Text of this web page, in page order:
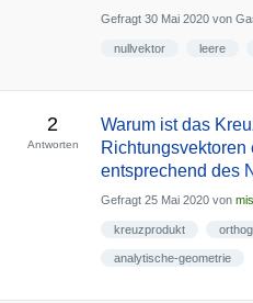
Gefragt 30 Mai 2020 von
nullvektor leere
2
Antworten
Warum ist das
entsprechend des
Gefragt 25 Mai 2020 von
kreuzprodukt
analytische-geometrie